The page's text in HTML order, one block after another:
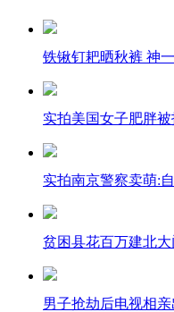
铁锹钉耙晒秋裤 神
实拍美国女子肥胖
实拍南京警察卖萌:
贫困县花百万建北
男子抢劫后电视相